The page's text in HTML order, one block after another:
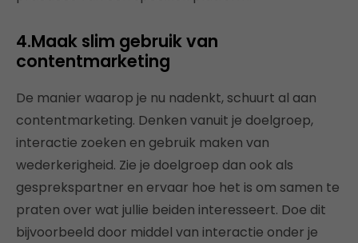
4.Maak slim gebruik van
contentmarketing
De manier waarop je nu nadenkt, schuurt al aan
contentmarketing. Denken vanuit je doelgroep,
interactie zoeken en gebruik maken van
wederkerigheid. Zie je doelgroep dan ook als
gesprekspartner en ervaar hoe het is om samen te
praten over wat jullie beiden interesseert. Doe dit
bijvoorbeeld door middel van interactie onder je